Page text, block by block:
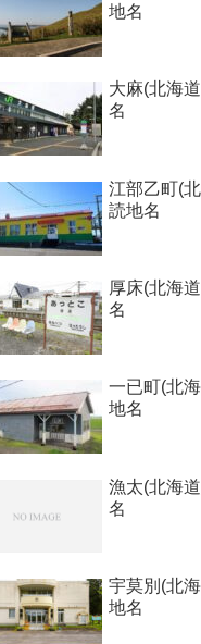
地名
大麻(北海
名
江部乙町(
読地名
厚床(北海
名
一已町(北
地名
漁太(北海
名
宇莫別(北
地名